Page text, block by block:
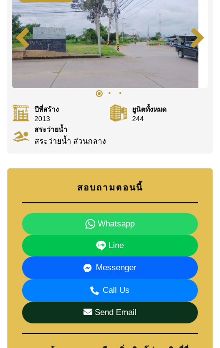
โปรดทราบว่าไม่อนุญาตให้เลี้ยงสัตว์ภายในบ้านหลัง
นี้
สำหรับผู้เช่าที่กำลังมองหาบ้านพร้อมสระว่ายน้ำส่วน
ตัวในพัทยาตะวันออก บ้านหลังนี้มอบทั้งพื้นที่ ความ
เป็นส่วนตัว และความสะดวกสบายที่เหมาะกับการอยู่
อาศัยระยะยาว
ทำเลและสถานที่สำคัญใกล้เคียง
พัทยาตะวันออกเป็นทำเลที่ได้รับความนิยมจาก
ทางสะดวกไปยังโรงเรียน ร้านค้า ซูเปอร์มาร์เก็ต และ
เส้นทางหลักต่าง ๆ จาก Raviporn City Home Village
สามารถใช้ชีวิตประจำวันได้สะดวกทั้งการซื้อของ
การเดินทาง และการเชื่อมต่อไปยังพื้นที่อื่นของเมือง
หากต้องการทำความรู้จักกับพื้นที่นี้เพิ่มเติม สามารถ
อ่านคู่มือของเราได้ที่
อสังหาริมทรัพย์สำหรับขายและ
ให้เช่าในพัทยาตะวันออก
สิ่งอำนวยความสะดวกและสถานที่สำคัญใกล้เคียง
ได้แก่ Fresh Food Supermarket, Tops Chilled Khao
Noi, Pattaya Floating Market, The Million Years
Stone Park and Crocodile Farm, Pipo Pony Club,
Thai Polo Club, Horseshoe Point Resort, Bira Race
ปีที่สร้าง
2013
ยูนิตทั้งหมด
244
สระว่ายน้ำ
สระว่ายน้ำ ส่วนกลาง
สอบถามตอนนี้
Whatsapp
Line
Messenger
Call Us
Send Email